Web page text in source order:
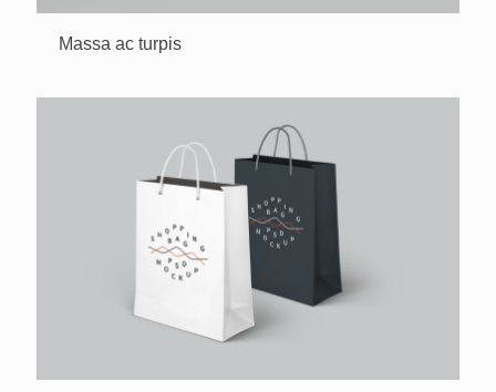
Massa ac turpis